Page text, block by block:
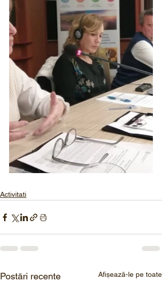
Activitati
Postări recente Afișează-le pe toate